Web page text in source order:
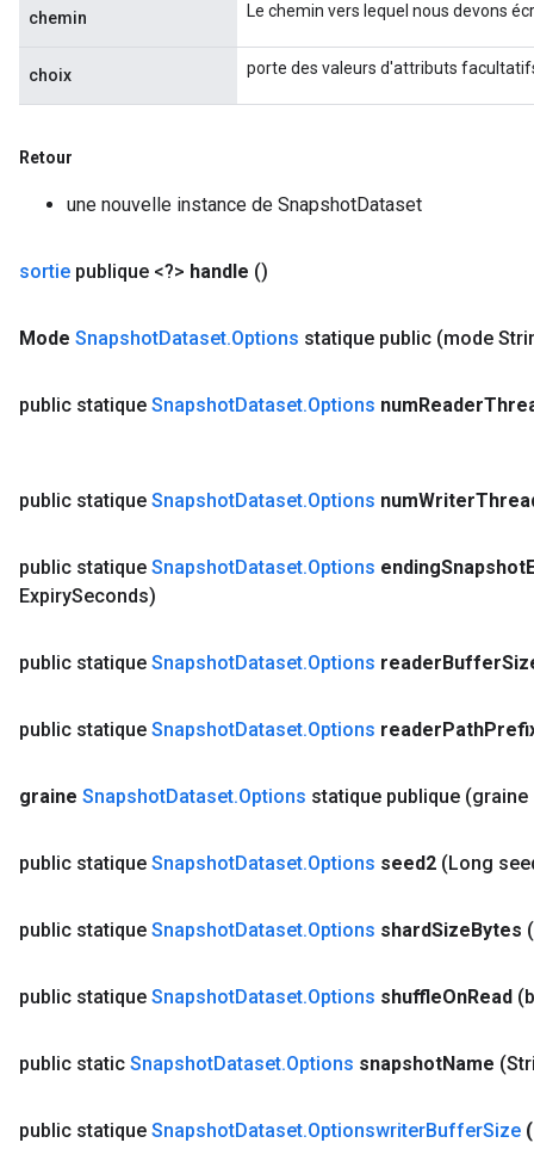
chemin Le chemin vers lequel nous devons
choix porte des valeurs d'attributs
Retour
une nouvelle instance de SnapshotDataset
sortie publique <?> handle ()
Mode SnapshotDataset.Options statique public (mode
public statique SnapshotDataset.Options numReader
public statique SnapshotDataset.Options numWriter
public statique SnapshotDataset.Options endingSnapshot
ExpirySeconds)
public statique SnapshotDataset.Options readerBuffer
public statique SnapshotDataset.Options readerPath
graine SnapshotDataset.Options statique publique (graine
public statique SnapshotDataset.Options seed2 (Long
public statique SnapshotDataset.Options shardSizeBytes
public statique SnapshotDataset.Options shuffleOnRead
public static SnapshotDataset.Options snapshotName
public statique SnapshotDataset.OptionswriterBufferSize (